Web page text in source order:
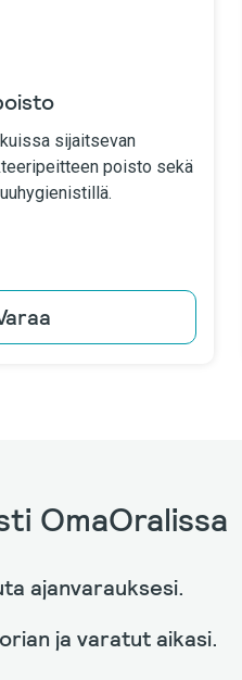
sijaitsevan
poisto sekä
OmaOralissa
ajanvarauksesi.
ja varatut aikasi.